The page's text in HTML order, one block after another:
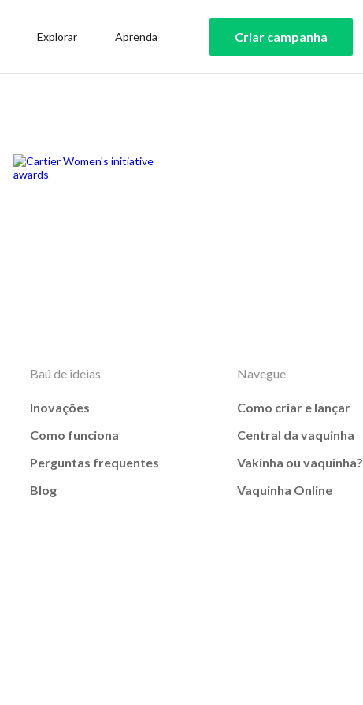
Explorar Aprenda Criar campanha
Baú de ideias
Inovações
Como funciona
Perguntas frequentes
Blog
Navegue
Como criar e lançar
Central da vaquinha
Vakinha ou vaquinha?
Vaquinha Online